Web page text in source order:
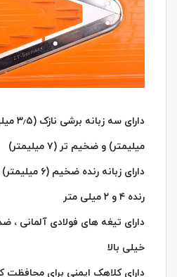
میلیمتر) و ضخیم تر (۷ میلیمتر)
رنده ۴ و ۲ میلی متر
دارای تیغه های فولادی آلمانی ،
خیلی بالا
دارای کلاهک ایمنی برای محافظت